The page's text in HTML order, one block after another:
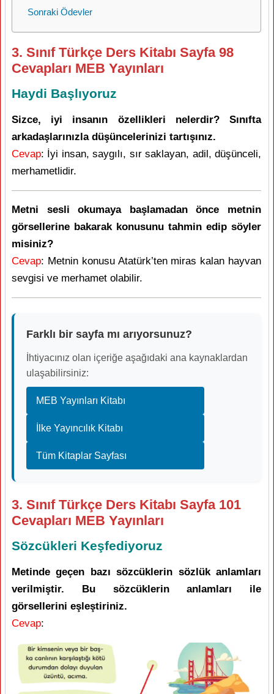
Sonraki Ödevler
3. Sınıf Türkçe Ders Kitabı Sayfa 98
Cevapları MEB Yayınları
Haydi Başlıyoruz
Sizce, iyi insanın özellikleri nelerdir? Sınıfta
arkadaşlarınızla düşüncelerinizi tartışınız.
Cevap: İyi insan, saygılı, sır saklayan, adil, düşünceli,
merhametlidir.
Metni sesli okumaya başlamadan önce metnin
görsellerine bakarak konusunu tahmin edip söyler
misiniz?
Cevap: Metnin konusu Atatürk’ten miras kalan hayvan
sevgisi ve merhamet olabilir.
Farklı bir sayfa mı arıyorsunuz?
İhtiyacınız olan içeriğe aşağıdaki ana kaynaklardan
ulaşabilirsiniz:
MEB Yayınları Kitabı
İlke Yayıncılık Kitabı
Tüm Kitaplar Sayfası
3. Sınıf Türkçe Ders Kitabı Sayfa 101
Cevapları MEB Yayınları
Sözcükleri Keşfediyoruz
Metinde geçen bazı sözcüklerin sözlük anlamları
verilmiştir. Bu sözcüklerin anlamları ile
görsellerini eşleştiriniz.
Cevap: